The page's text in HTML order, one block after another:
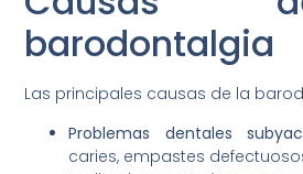
barodontalgia
Las principales causas de la
Problemas dentales
caries, empastes